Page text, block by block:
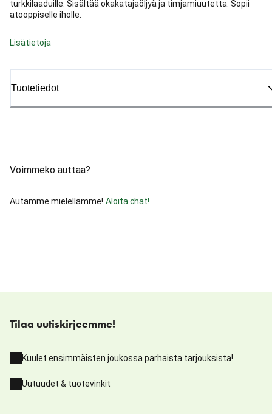
turkkilaaduille. Sisältää okakatajaöljyä ja timjamiuutetta. Sopii
atooppiselle iholle.
Lisätietoja
Tuotetiedot
Voimmeko auttaa?
Autamme mielellämme! Aloita chat!
Tilaa uutiskirjeemme!
Kuulet ensimmäisten joukossa parhaista tarjouksista!
Uutuudet & tuotevinkit